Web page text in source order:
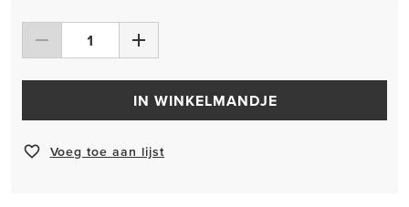
IN WINKELMANDJE
Voeg toe aan lijst